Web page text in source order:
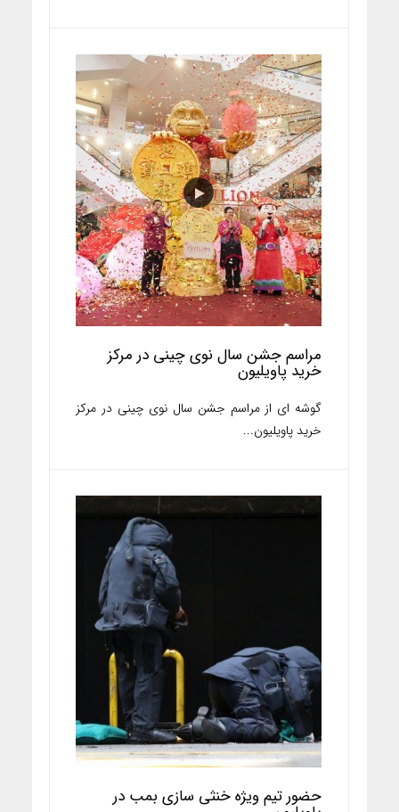
مراسم جشن سال نوی چینی در مرکز
خرید پاویلیون
گوشه ای از مراسم جشن سال نوی چینی در مرکز
خرید پاویلیون...
حضور تیم ویژه خنثی سازی بمب در